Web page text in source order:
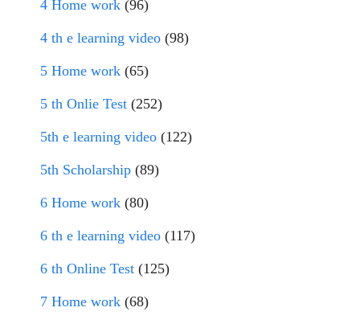
4 Home work (96)
4 th e learning video (98)
5 Home work (65)
5 th Onlie Test (252)
5th e learning video (122)
5th Scholarship (89)
6 Home work (80)
6 th e learning video (117)
6 th Online Test (125)
7 Home work (68)